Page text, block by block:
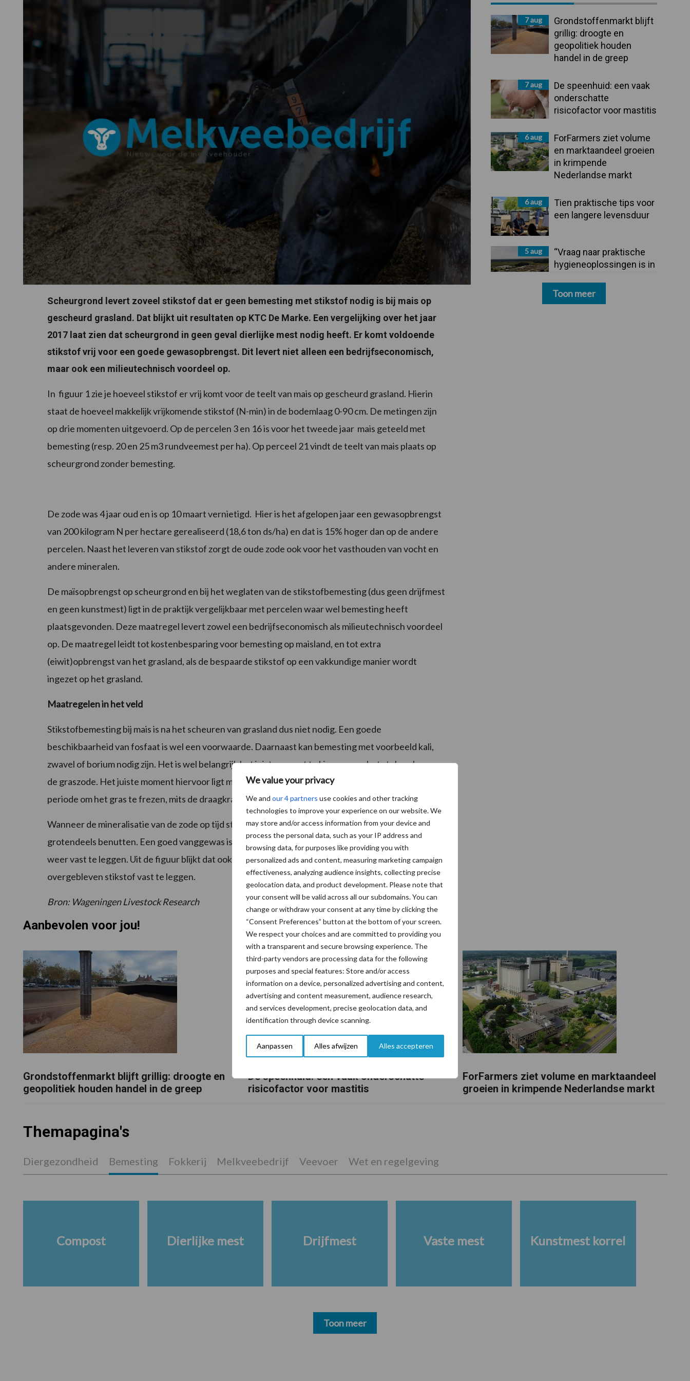
We value your privacy
We and our 4 partners use cookies and other tracking
technologies to improve your experience on our website. We
may store and/or access information from your device and
process the personal data, such as your IP address and
browsing data, for purposes like providing you with
personalized ads and content, measuring marketing campaign
effectiveness, analyzing audience insights, collecting precise
geolocation data, and product development. Please note that
your consent will be valid across all our subdomains. You can
change or withdraw your consent at any time by clicking the
“Consent Preferences” button at the bottom of your screen.
We respect your choices and are committed to providing you
with a transparent and secure browsing experience. The
third-party vendors are processing data for the following
purposes and special features: Store and/or access
information on a device, personalized advertising and content,
advertising and content measurement, audience research,
and services development, precise geolocation data, and
identification through device scanning.
Aanpassen Alles afwijzen Alles accepteren
Scheurgrond levert zoveel stikstof dat er geen bemesting met stikstof nodig is bij mais op
gescheurd grasland. Dat blijkt uit resultaten op KTC De Marke. Een vergelijking over het jaar
2017 laat zien dat scheurgrond in geen geval dierlijke mest nodig heeft. Er komt voldoende
stikstof vrij voor een goede gewasopbrengst. Dit levert niet alleen een bedrijfseconomisch,
maar ook een milieutechnisch voordeel op.
In figuur 1 zie je hoeveel stikstof er vrij komt voor de teelt van mais op gescheurd grasland. Hierin
staat de hoeveel makkelijk vrijkomende stikstof (N-min) in de bodemlaag 0-90 cm. De metingen zijn
op drie momenten uitgevoerd. Op de percelen 3 en 16 is voor het tweede jaar mais geteeld met
bemesting (resp. 20 en 25 m3 rundveemest per ha). Op perceel 21 vindt de teelt van mais plaats op
scheurgrond zonder bemesting.
De zode was 4 jaar oud en is op 10 maart vernietigd. Hier is het afgelopen jaar een gewasopbrengst
van 200 kilogram N per hectare gerealiseerd (18,6 ton ds/ha) en dat is 15% hoger dan op de andere
percelen. Naast het leveren van stikstof zorgt de oude zode ook voor het vasthouden van vocht en
andere mineralen.
De maïsopbrengst op scheurgrond en bij het weglaten van de stikstofbemesting (dus geen drijfmest
en geen kunstmest) ligt in de praktijk vergelijkbaar met percelen waar wel bemesting heeft
plaatsgevonden. Deze maatregel levert zowel een bedrijfseconomisch als milieutechnisch voordeel
op. De maatregel leidt tot kostenbesparing voor bemesting op maisland, en tot extra
(eiwit)opbrengst van het grasland, als de bespaarde stikstof op een vakkundige manier wordt
ingezet op het grasland.
Maatregelen in het veld
Stikstofbemesting bij mais is na het scheuren van grasland dus niet nodig. Een goede
beschikbaarheid van fosfaat is wel een voorwaarde. Daarnaast kan bemesting met voorbeeld kali,
zwavel of borium nodig zijn. Het is wel belangrijk het juist moment te kiezen voor het stuk maken van
de graszode. Het juiste moment hiervoor ligt meestal in de eerste helft van maart. Dit is een goede
periode om het gras te frezen, mits de draagkracht van het land goed is.
Wanneer de mineralisatie van de zode op tijd start kan de mais de vrijkomende stikstof nog
grotendeels benutten. Een goed vanggewas is noodzakelijk om de stikstof die na augustus vrijkomt
weer vast te leggen. Uit de figuur blijkt dat ook op scheurgrond een vanggewas noodzakelijk is om de
overgebleven stikstof vast te leggen.
Bron: Wageningen Livestock Research
Sidebar7 aug
Grondstoffenmarkt blijft
grillig: droogte en
geopolitiek houden
handel in de greep
7 aug
De speenhuid: een vaak
onderschatte
risicofactor voor mastitis
6 aug
ForFarmers ziet volume
en marktaandeel groeien
in krimpende
Nederlandse markt
6 aug
Tien praktische tips voor
een langere levensduur
5 aug
“Vraag naar praktische
hygieneoplossingen is in
Toon meer
Aanbevolen voor jou!
Grondstoffenmarkt blijft grillig: droogte en
geopolitiek houden handel in de greep
De speenhuid: een vaak onderschatte
risicofactor voor mastitis
ForFarmers ziet volume en marktaandeel
groeien in krimpende Nederlandse markt
Themapagina's
Diergezondheid Bemesting Fokkerij Melkveebedrijf Veevoer Wet en regelgeving
Compost Dierlijke mest Drijfmest Vaste mest Kunstmest korrel
Toon meer